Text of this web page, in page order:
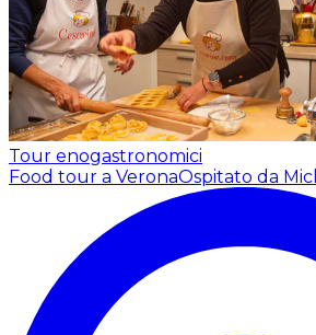
Tour enogastronomici
Food tour a VeronaOspitato da